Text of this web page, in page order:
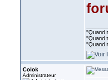
"Quand
"Quand
"Quand
Colok
Administrateur